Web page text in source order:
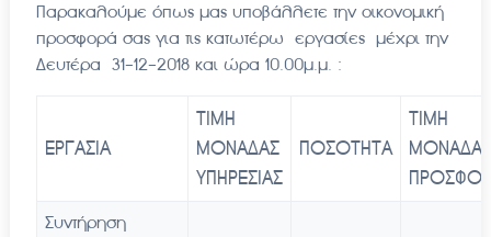
Παρακαλούμε όπως μας υποβάλλετε την οικονομική
προσφορά σας για τις κατωτέρω εργασίες μέχρι την
Δευτέρα 31-12-2018 και ώρα 10.00μ.μ. :
ΕΡΓΑΣΙΑ
ΤΙΜΗ
ΜΟΝΑΔΑΣ
ΥΠΗΡΕΣΙΑΣ
ΠΟΣΟΤΗΤΑ
ΤΙΜΗ
ΜΟΝΑΔΑΣ
Συντήρηση